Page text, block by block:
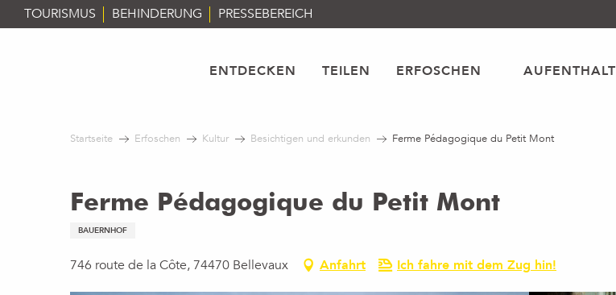
Aller
au
TOURISMUS BEHINDERUNG PRESSEBEREICH
ENTDECKEN TEILEN ERFOSCHEN AUFENTHALT
Startseite Erfoschen Kultur Besichtigen und erkunden Ferme Pédagogique du Petit Mont
Ferme Pédagogique du Petit Mont
BAUERNHOF
746 route de la Côte, 74470 Bellevaux Anfahrt Ich fahre mit dem Zug hin!